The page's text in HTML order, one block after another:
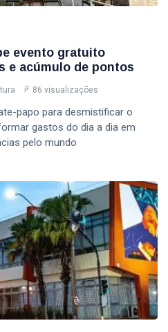
evento gratuito
e acúmulo de pontos
86 visualizações
papo para desmistificar o
gastos do dia a dia em
pelo mundo